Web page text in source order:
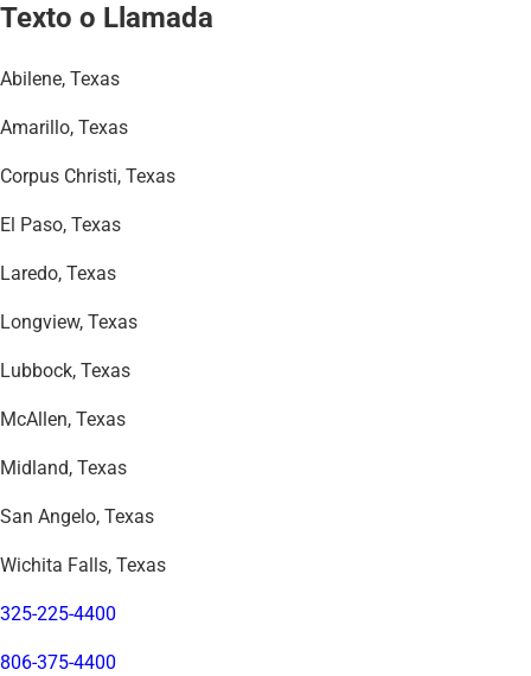
Texto o Llamada
Abilene, Texas
Amarillo, Texas
Corpus Christi, Texas
El Paso, Texas
Laredo, Texas
Longview, Texas
Lubbock, Texas
McAllen, Texas
Midland, Texas
San Angelo, Texas
Wichita Falls, Texas
325-225-4400
806-375-4400